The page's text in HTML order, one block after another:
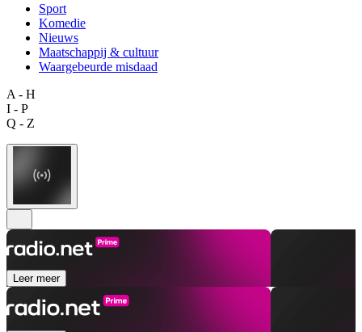
Sport
Komedie
Nieuws
Maatschappij & cultuur
Waargebeurde misdaad
A - H
I - P
Q - Z
Leer meer